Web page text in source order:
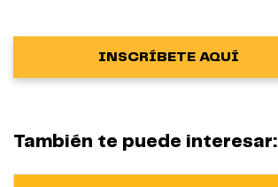
INSCRÍBETE AQUÍ
También te puede interesar: